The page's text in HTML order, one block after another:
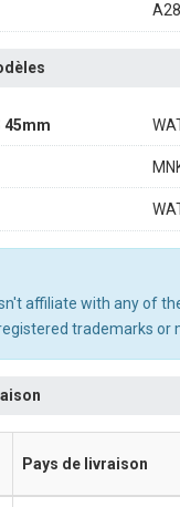
45mm
affiliate with any of
trademarks or
Pays de livraison